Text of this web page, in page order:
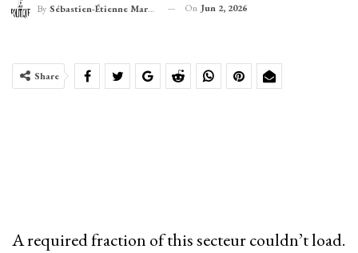
By Sébastien-Étienne Marechal On Jun 2, 2026
Share
A required fraction of this secteur couldn’t load.